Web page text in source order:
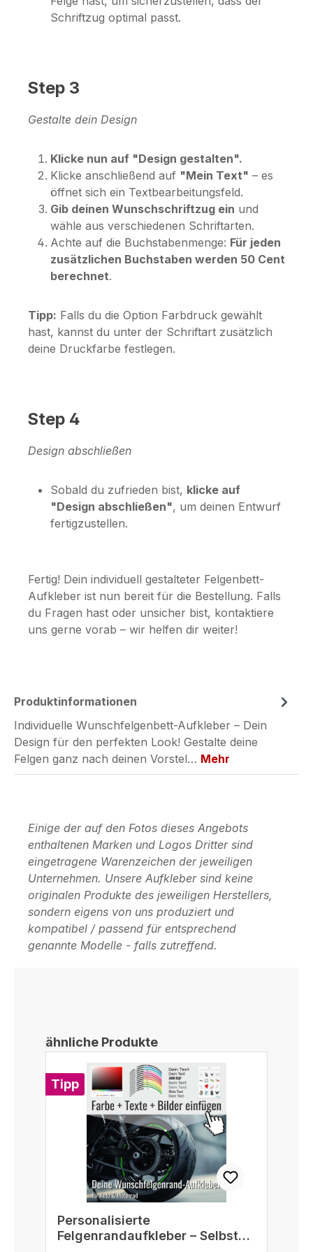
Schriftzug optimal passt.
Step 3
Gestalte dein Design
Klicke nun auf "Design gestalten".
Klicke anschließend auf "Mein Text" – es
öffnet sich ein Textbearbeitungsfeld.
Gib deinen Wunschschriftzug ein und
wähle aus verschiedenen Schriftarten.
Achte auf die Buchstabenmenge: Für jeden
zusätzlichen Buchstaben werden 50 Cent
berechnet.
Tipp: Falls du die Option Farbdruck gewählt
hast, kannst du unter der Schriftart zusätzlich
deine Druckfarbe festlegen.
Step 4
Design abschließen
Sobald du zufrieden bist, klicke auf
"Design abschließen", um deinen Entwurf
fertigzustellen.
Fertig! Dein individuell gestalteter Felgenbett-
Aufkleber ist nun bereit für die Bestellung. Falls
du Fragen hast oder unsicher bist, kontaktiere
uns gerne vorab – wir helfen dir weiter!
Produktinformationen
Individuelle Wunschfelgenbett-Aufkleber – Dein
Design für den perfekten Look! Gestalte deine
Felgen ganz nach deinen Vorstel… Mehr
Einige der auf den Fotos dieses Angebots
enthaltenen Marken und Logos Dritter sind
eingetragene Warenzeichen der jeweiligen
Unternehmen. Unsere Aufkleber sind keine
originalen Produkte des jeweiligen Herstellers,
sondern eigens von uns produziert und
kompatibel / passend für entsprechend
genannte Modelle - falls zutreffend.
Produktgalerie überspringen
ähnliche Produkte
Tipp
Personalisierte
Felgenrandaufkleber – Selbst